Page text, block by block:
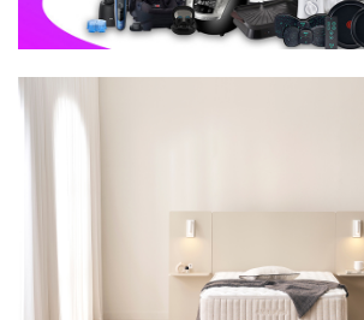
WI-60C8600M | 39,900